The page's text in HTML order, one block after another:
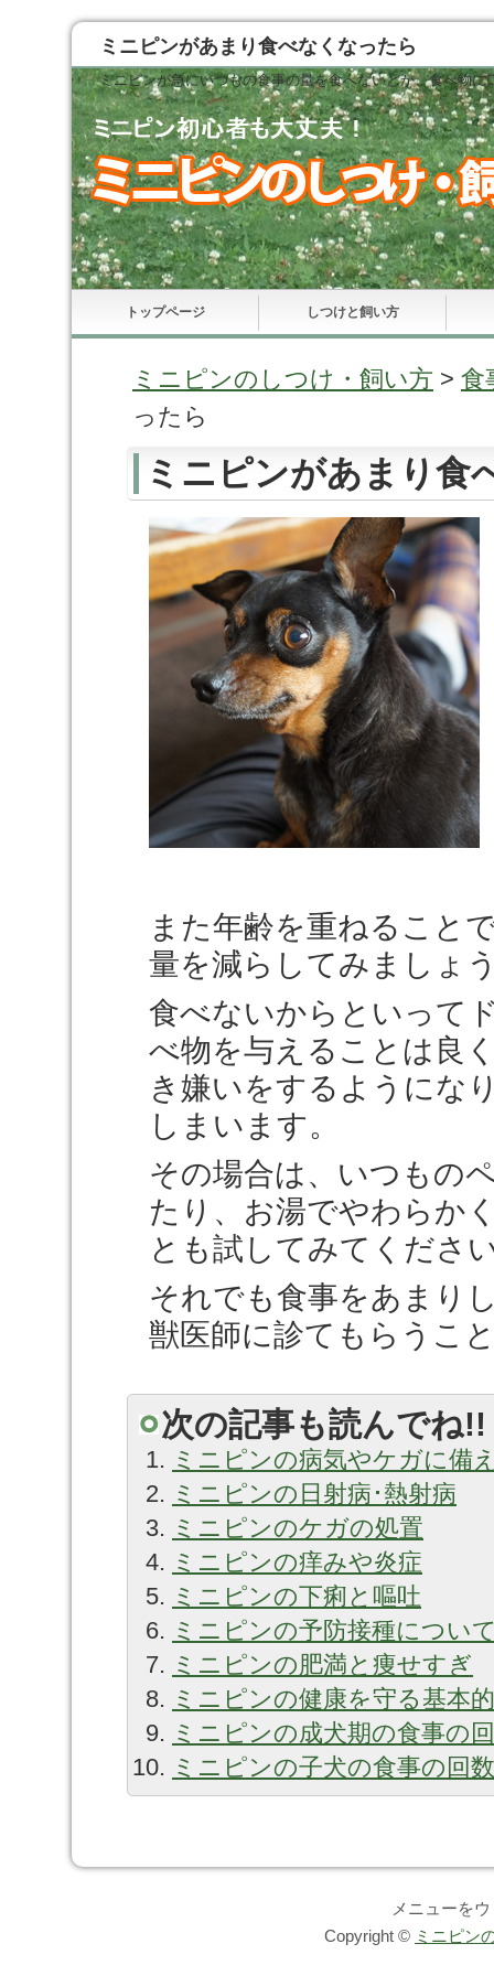
ミニピンがあまり食べなくなったら
ミニピンが急にいつもの食事の量を食べないとか、食べ物
トップページ しつけと飼い方
ミニピンのしつけ・飼い方 > 食
ったら
ミニピンがあまり食
また年齢を重ねること
量を減らしてみましょ
食べないからといって
べ物を与えることは良
き嫌いをするようにな
しまいます。
その場合は、いつもの
たり、お湯でやわらか
とも試してみてくださ
それでも食事をあまり
獣医師に診てもらうこ
次の記事も読んでね!!
ミニピンの病気やケガに備
ミニピンの日射病･熱射病
ミニピンのケガの処置
ミニピンの痒みや炎症
ミニピンの下痢と嘔吐
ミニピンの予防接種につい
ミニピンの肥満と痩せすぎ
ミニピンの健康を守る基本
ミニピンの成犬期の食事の
ミニピンの子犬の食事の回
メニューをウ
Copyright © ミニピン